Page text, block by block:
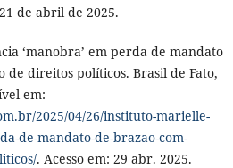
de abril de 2025.
‘manobra’ em perda de mandato
de direitos políticos. Brasil de Fato,
em:
2025/04/26/instituto-marielle-
de-mandato-de-brazao-com-
. Acesso em: 29 abr. 2025.